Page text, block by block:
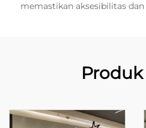
memastikan aksesibilitas